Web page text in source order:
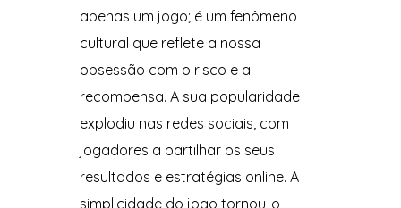
apenas um jogo; é um fenômeno
cultural que reflete a nossa
obsessão com o risco e a
recompensa. A sua popularidade
explodiu nas redes sociais, com
jogadores a partilhar os seus
resultados e estratégias online. A
simplicidade do jogo tornou-o